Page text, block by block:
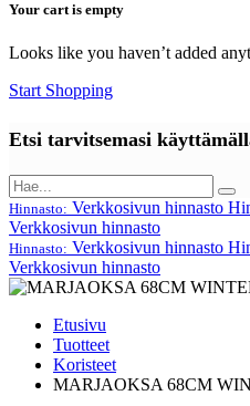
Your cart is empty
Looks like you haven’t added
Start Shopping
Etsi tarvitsemasi
Hinnasto: Verkkosivun hinnasto
Verkkosivun hinnasto
Hinnasto: Verkkosivun hinnasto
Verkkosivun hinnasto
Etusivu
Tuotteet
Koristeet
MARJAOKSA 68CM